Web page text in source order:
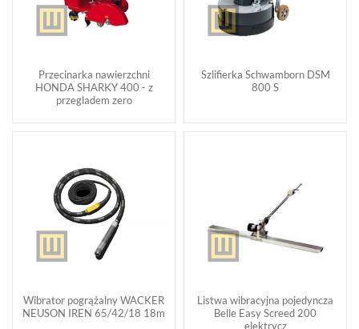
Przecinarka nawierzchni
HONDA SHARKY 400 - z
przegladem zero
Szlifierka Schwamborn DSM
800 S
Wibrator pogrążalny WACKER
NEUSON IREN 65/42/18 18m
Listwa wibracyjna pojedyncza
Belle Easy Screed 200
elektrycz